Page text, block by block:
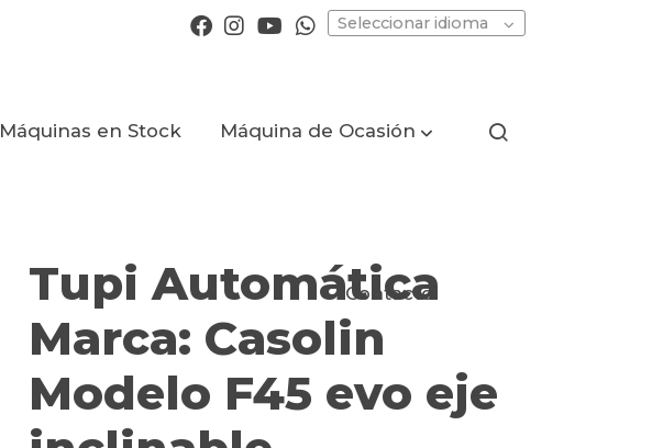
Seleccionar idioma
Máquinas en Stock Máquina de Ocasión
Contacto
Tupi Automática
Marca: Casolin
Modelo F45 evo eje